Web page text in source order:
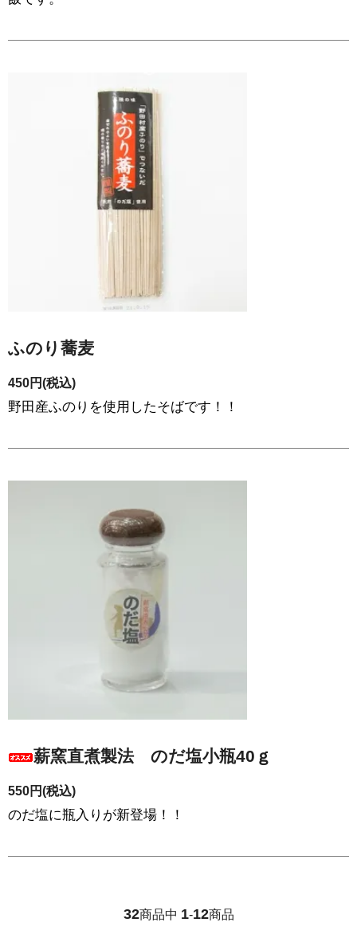
ふのり蕎麦
450円(税込)
野田産ふのりを使用したそばです！！
薪窯直煮製法 のだ塩小瓶40ｇ
550円(税込)
のだ塩に瓶入りが新登場！！
32商品中 1-12商品